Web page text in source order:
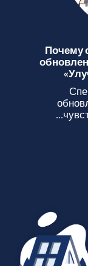
Почему